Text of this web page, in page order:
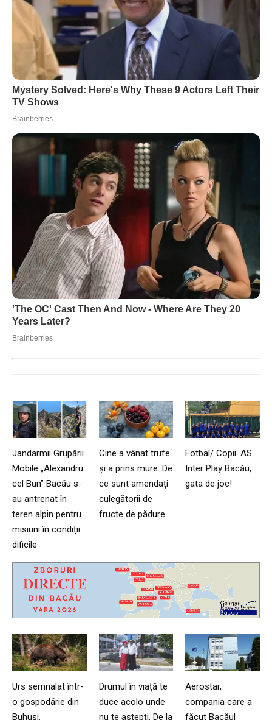
Jandarmii Grupării
Mobile „Alexandru
cel Bun” Bacău s-
au antrenat în
teren alpin pentru
misiuni în condiții
dificile
Cine a vânat trufe
și a prins mure. De
ce sunt amendați
culegătorii de
fructe de pădure
Fotbal/ Copii: AS
Inter Play Bacău,
gata de joc!
Urs semnalat într-
o gospodărie din
Buhuși.
Drumul în viață te
duce acolo unde
nu te aștepți. De la
Aerostar,
compania care a
făcut Bacăul